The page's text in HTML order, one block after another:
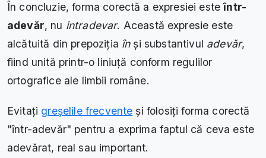
În concluzie, forma corectă a expresiei esteȋntr-
adevăr, nu intradevar. Această expresie este
alcătuită din prepoziția ȋnși substantivul adevăr,
fiind unită printr-o liniuță conform regulilor
ortografice ale limbii române.
Evitați greșelile frecvente și folosiți forma corectă
"ȋntr-adevăr" pentru a exprima faptul că ceva este
adevărat, real sau important.